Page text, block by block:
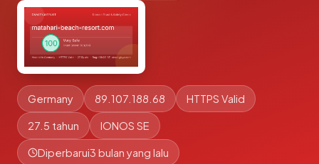
Germany 89.107.188.68 HTTPS Valid
27.5 tahun IONOS SE
Diperbarui3 bulan yang lalu